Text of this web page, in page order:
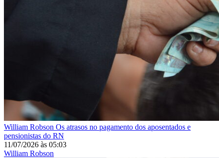
William Robson Os atrasos no pagamento dos aposentados e
pensionistas do RN
11/07/2026 às 05:03
William Robson